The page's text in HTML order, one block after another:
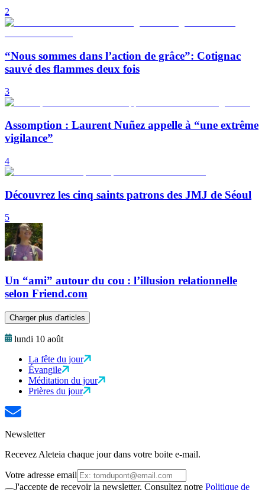
2
“Nous sommes dans l’action de grâce”: Cotignac
sauvé des flammes deux fois
3
Assomption : Laurent Nuñez appelle à “une extrême
vigilance”
4
Découvrez les cinq saints patrons des JMJ de Séoul
5
Un “ami” autour du cou : l’illusion relationnelle
selon Friend.com
Charger plus d'articles
lundi 10 août
La fête du jour
Évangile
Méditation du jour
Prières du jour
Newsletter
Recevez Aleteia chaque jour dans votre boite e-mail.
Votre adresse email
J'accepte de recevoir la newsletter. Consultez notre Politique de